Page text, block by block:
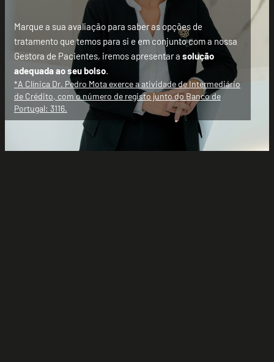
Marque a sua avaliação para saber as opções de
tratamento que temos para si e em conjunto com a nossa
Gestora de Pacientes, iremos apresentar a solução
adequada ao seu bolso
*A Clínica Dr. Pedro Mota exerce a atividade de Intermediário
de Crédito, com o número de registo junto do Banco de
Portugal: 3116.